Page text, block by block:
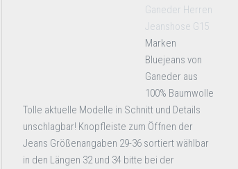
Ganeder Herren
Jeanshose G15
Marken
Bluejeans von
Ganeder aus
100% Baumwolle
Tolle aktuelle Modelle in Schnitt und Details
unschlagbar! Knopfleiste zum Öffnen der
Jeans Größenangaben 29-36 sortiert wählbar
in den Längen 32 und 34 bitte bei der